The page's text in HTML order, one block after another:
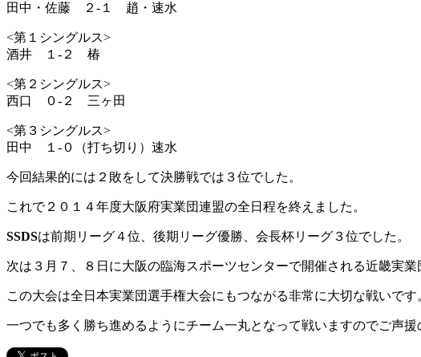
田中・佐藤 ２-１ 趙・速水
<第１シングルス>
酒井 １-２ 椿
<第２シングルス>
西口 ０-２ 三ヶ田
<第３シングルス>
田中 １-０（打ち切り）速水
今回結果的には２敗をして決勝戦では３位でした。
これで２０１４年度大阪府実業団連盟の全日程を終えました。
SSDSは前期リーグ４位、後期リーグ優勝、会長杯リーグ３位でした。
次は３月７、８日に大阪の臨海スポーツセンターで開催される近畿実業
この大会は全日本実業団選手権大会にもつながる非常に大切な戦いです
一つでも多く勝ち進めるようにチーム一丸となって戦いますのでご声援